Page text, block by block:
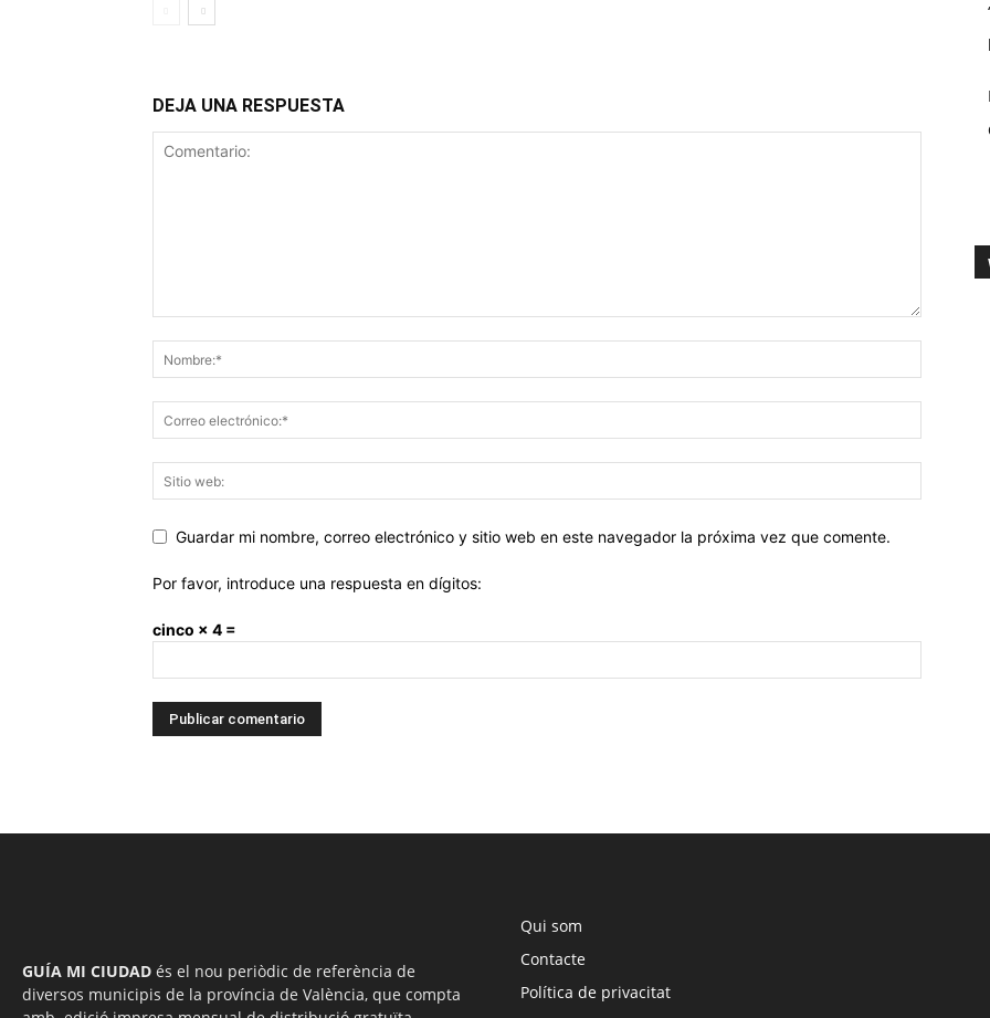
DEJA UNA RESPUESTA
Guardar mi nombre, correo electrónico y sitio web en este navegador la próxima vez que comente.
Por favor, introduce una respuesta en dígitos:
cinco × 4 =
GUÍA MI CIUDAD és el nou periòdic de referència de
diversos municipis de la província de València, que compta
Qui som
Contacte
Política de privacitat